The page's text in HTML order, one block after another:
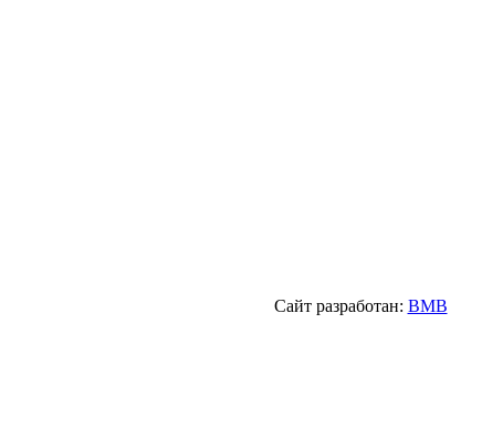
Сайт разработан: BMB